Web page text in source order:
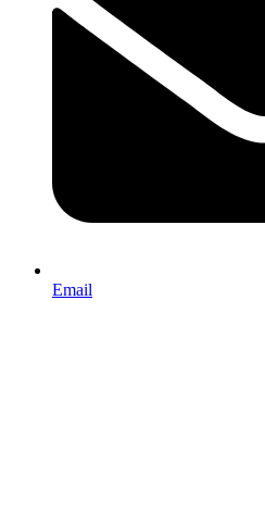
Email